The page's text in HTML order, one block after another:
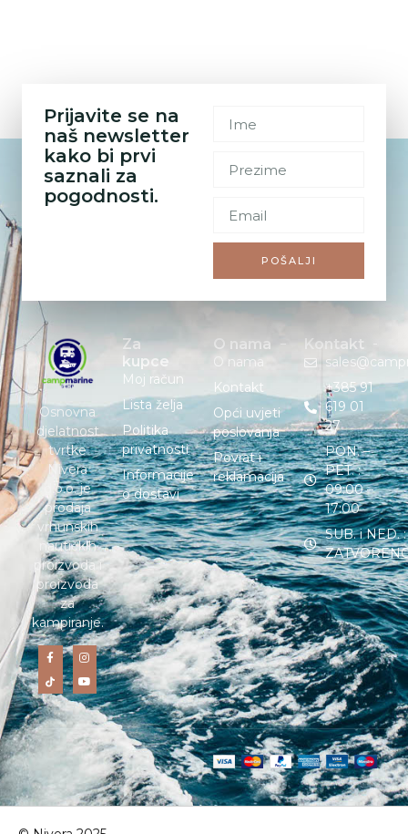
Prijavite se na
naš newsletter
kako bi prvi
saznali za
pogodnosti.
POŠALJI
Osnovna
djelatnost
tvrtke
Nivera
d.o.o. je
prodaja
vrhunskih
nautičkih
proizvoda i
proizvoda
za
kampiranje.
Za
kupce
Moj račun
Lista želja
Politika
privatnosti
Informacije
o dostavi
O nama
O nama
Kontakt
Opći uvjeti
poslovanja
Povrat i
reklamacija
Kontakt
+385 91
619 01
27
PON. –
PET. :
09:00 –
17:00
SUB. i NED. :